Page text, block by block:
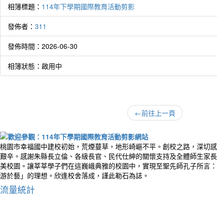
相簿標題： 114年下學期國際教育活動剪影
發佈者： 311
發佈時間：2026-06-30
相簿狀態：啟用中
←前往上一頁
桃園市幸福國中建校初始，荒煙蔓草，地形崎嶇不平。創校之路，深切
艱辛。感謝朱縣長立倫、各級長官、民代仕紳的關懷支持及全體師生家
美校園。讓莘莘學子們在這巍峨典雅的校園中，實現至聖先師孔子所言
游於藝」的理想。欣逢校舍落成，謹此勒石為誌。
流量統計